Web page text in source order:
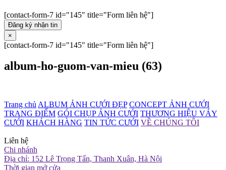
[contact-form-7 id="145" title="Form liên hệ"]
Đăng ký nhận tin
×
[contact-form-7 id="145" title="Form liên hệ"]
album-ho-guom-van-mieu (63)
Trang chủ ALBUM ẢNH CƯỚI ĐẸP CONCEPT ẢNH CƯỚI
TRANG ĐIỂM GÓI CHỤP ẢNH CƯỚI THƯƠNG HIỆU VÁY
CƯỚI KHÁCH HÀNG TIN TỨC CƯỚI VỀ CHÚNG TÔI
Liên hệ
Chi nhánh
Địa chỉ: 152 Lê Trọng Tấn, Thanh Xuân, Hà Nội
Thời gian mở cửa